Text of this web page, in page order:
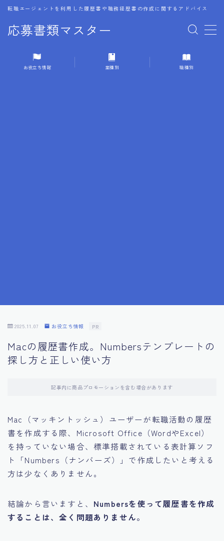
応募書類マスター
転職エージェントを利用した履歴書や職務経歴書の作成に関するアドバイス
MENU
1.履歴書のゴールデンルール
10.面接官に好印象を与える方法
11.キャリアアップを目指す人の応募書類
14.デジタル化やAIの進化がもたらす影響
お役立ち情報 業種別 職種別
2025.11.07 お役立ち情報 PR
Macの履歴書作成。Numbersテンプレートの
探し方と正しい使い方
記事内に商品プロモーションを含む場合があります
Mac（マッキントッシュ）ユーザーが転職活動の履歴
書を作成する際、Microsoft Office（WordやExcel）
を持っていない場合、標準搭載されている表計算ソフ
ト「Numbers（ナンバーズ）」で作成したいと考える
方は少なくありません。
結論から言いますと、 Numbersを使って履歴書を作成
することは、全く問題ありません。